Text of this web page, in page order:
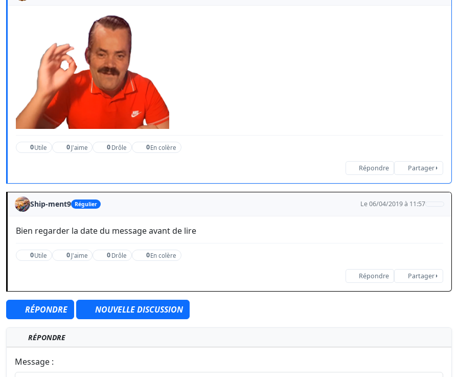
0Utile 0 J'aime 0 Drôle 0En colère
Répondre Partager
Ship-ment9 Régulier Le 06/04/2019 à 11:57
Bien regarder la date du message avant de lire
0Utile 0 J'aime 0 Drôle 0En colère
Répondre Partager
RÉPONDRE NOUVELLE DISCUSSION
RÉPONDRE
Message :